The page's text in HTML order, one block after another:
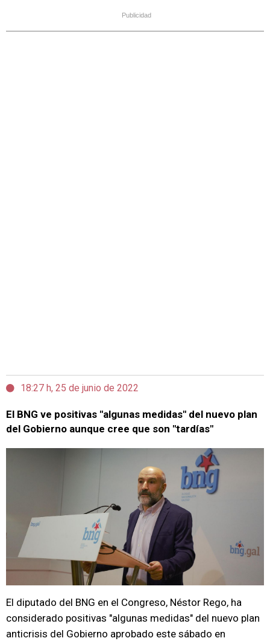
Publicidad
18:27 h, 25 de junio de 2022
El BNG ve positivas "algunas medidas" del nuevo plan
del Gobierno aunque cree que son "tardías"
El diputado del BNG en el Congreso, Néstor Rego, ha
considerado positivas "algunas medidas" del nuevo plan
anticrisis del Gobierno aprobado este sábado en